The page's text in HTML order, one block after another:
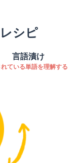
シピ
言語漬け
ている単語を理解する